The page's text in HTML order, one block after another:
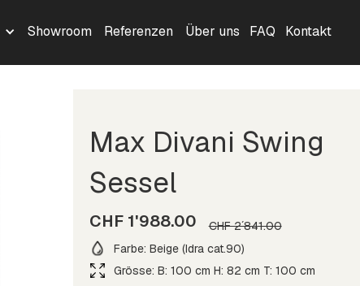
Showroom Referenzen Über uns FAQ Kontakt
Max Divani Swing
Sessel
CHF 1'988.00
CHF 2´841.00
Farbe: Beige (Idra cat.90)
Grösse: B: 100 cm H: 82 cm T: 100 cm